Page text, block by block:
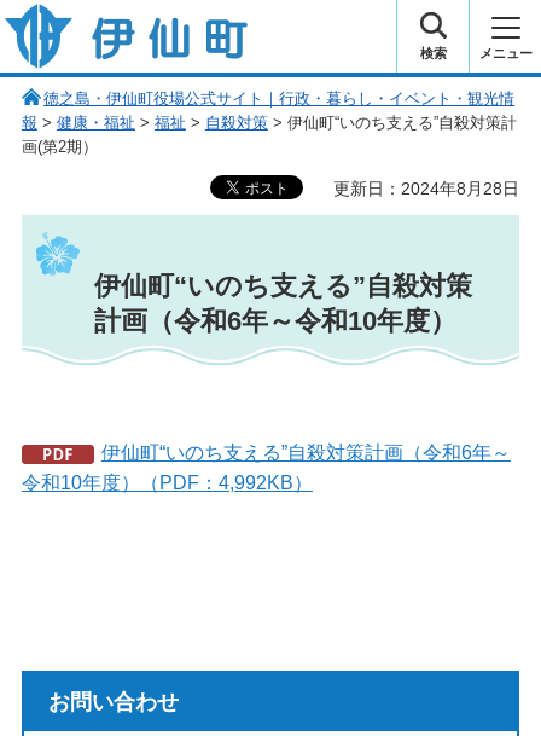
伊仙町 健康・長寿と子宝の町
検索 メニュー
徳之島・伊仙町役場公式サイト｜行政・暮らし・イベント・観光情
報 > 健康・福祉 > 福祉 > 自殺対策> 伊仙町“いのち支える”自殺対策計
画(第2期）
更新日：2024年8月28日
伊仙町“いのち支える”自殺対策
計画（令和6年～令和10年度）
伊仙町“いのち支える”自殺対策計画（令和6年～
令和10年度）（PDF：4,992KB）
お問い合わせ